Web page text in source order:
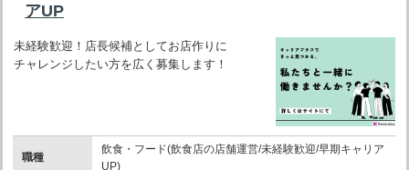
アUP
未経験歓迎！店長候補としてお店作りに
チャレンジしたい方を広く募集します！
職種
飲食・フード(飲食店の店舗運営/未経験歓迎/早期キャリア
UP)